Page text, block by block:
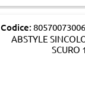
Codice:
ABSTYLE
SCURO